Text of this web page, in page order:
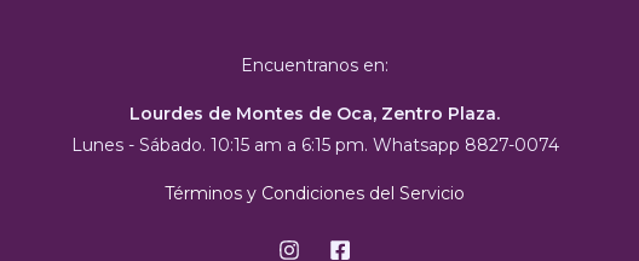
Encuentranos en:
Lourdes de Montes de Oca, Zentro Plaza.
Lunes - Sábado. 10:15 am a 6:15 pm. Whatsapp 8827-0074
Términos y Condiciones del Servicio